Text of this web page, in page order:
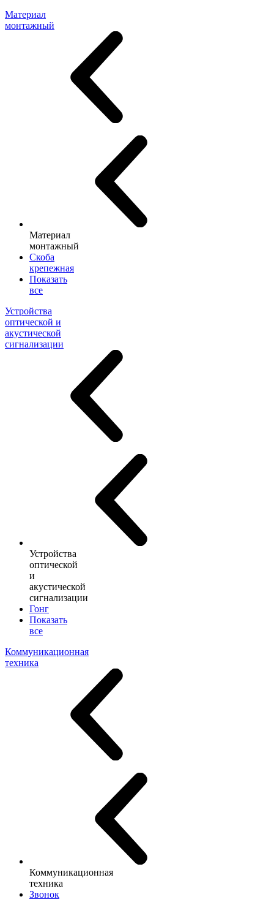
Материал
монтажный
Материал
монтажный
Скоба
крепежная
Показать
все
Устройства
оптической и
акустической
сигнализации
Устройства
оптической
и
акустической
сигнализации
Гонг
Показать
все
Коммуникационная
техника
Коммуникационная
техника
Звонок